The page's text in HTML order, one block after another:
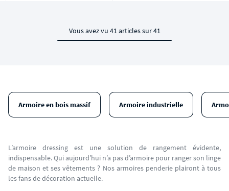
Vous avez vu 41 articles sur 41
Armoire en bois massif Armoire industrielle
L’armoire dressing est une solution de rangement évidente,
indispensable. Qui aujourd’hui n’a pas d’armoire pour ranger son linge
de maison et ses vêtements ? Nos armoires penderie plairont à tous
les fans de décoration actuelle.